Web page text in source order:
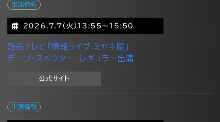
出演情報
2026.7.7(火)13:55～15:50
読売テレビ「情報ライブ ミヤネ屋」
デーブ・スペクター レギュラー出演
公式サイト
出演情報